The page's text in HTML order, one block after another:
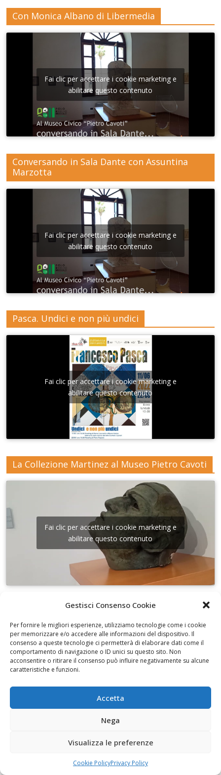
Gestisci Consenso Cookie
Per fornire le migliori esperienze, utilizziamo tecnologie come i cookie
per memorizzare e/o accedere alle informazioni del dispositivo. Il
consenso a queste tecnologie ci permetterà di elaborare dati come il
comportamento di navigazione o ID unici su questo sito. Non
acconsentire o ritirare il consenso può influire negativamente su alcune
caratteristiche e funzioni.
Accetta
Nega
Visualizza le preferenze
Cookie PolicyPrivacy Policy
Con Monica Albano di Libermedia
Fai clic per accettare i cookie marketing e
abilitare questo contenuto
Conversando in Sala Dante con Assuntina
Marzotta
Fai clic per accettare i cookie marketing e
abilitare questo contenuto
Pasca. Undici e non più undici
Fai clic per accettare i cookie marketing e
abilitare questo contenuto
La Collezione Martinez al Museo Pietro Cavoti
Fai clic per accettare i cookie marketing e
abilitare questo contenuto
I disegni di Martinez
Fai clic per accettare i cookie marketing e
abilitare questo contenuto